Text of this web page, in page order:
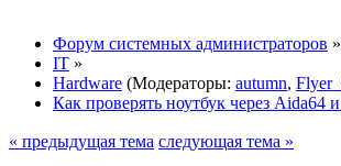
Форум системных администраторов »
IT »
Hardware (Модераторы: autumn,
Как проверять ноутбук через Aida64
« предыдущая тема следующая тема »